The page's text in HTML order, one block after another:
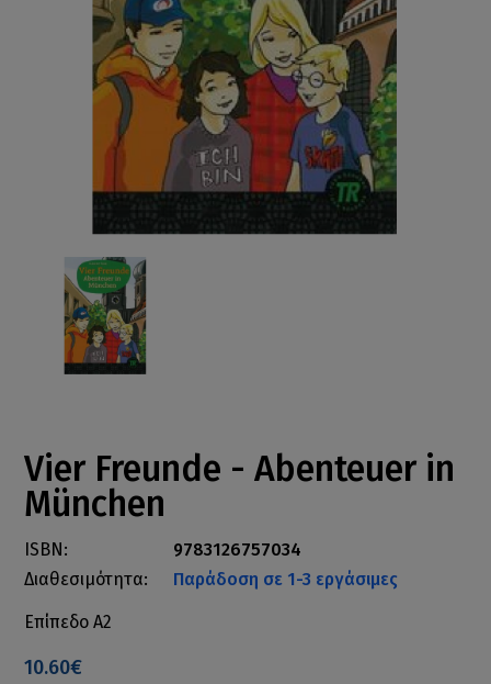
Vier Freunde - Abenteuer in
München
ISBN:
9783126757034
Διαθεσιμότητα:
Παράδοση σε 1-3 εργάσιμες
Επίπεδο A2
10.60€